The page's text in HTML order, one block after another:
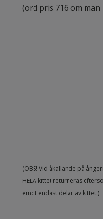
(ord pris 716 om
(OBS! Vid åkallande på
HELA kittet returneras
emot endast delar av kittet.)